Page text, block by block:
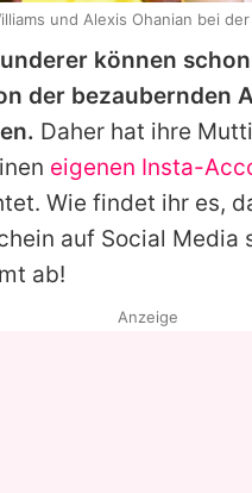
können
der bezaubernden
Daher hat ihre
eigenen Insta-
Wie findet ihr es,
auf Social Media
ab!
und Alexis Ohanian bei
Anzeige